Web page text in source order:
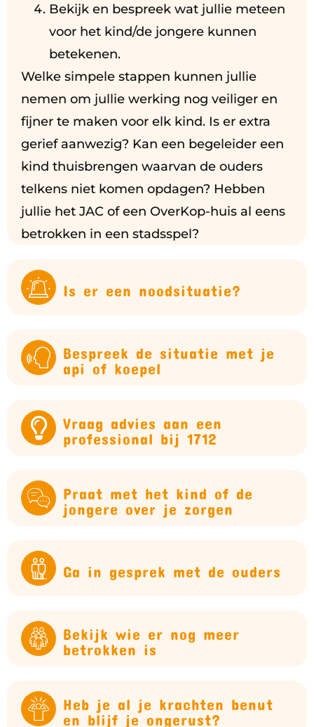
Bekijk en bespreek wat jullie meteen
voor het kind/de jongere kunnen
betekenen.
Welke simpele stappen kunnen jullie
nemen om jullie werking nog veiliger en
fijner te maken voor elk kind. Is er extra
gerief aanwezig? Kan een begeleider een
kind thuisbrengen waarvan de ouders
telkens niet komen opdagen? Hebben
jullie het JAC of een OverKop-huis al eens
betrokken in een stadsspel?
Is er een noodsituatie?
Bespreek de situatie met je
api of koepel
Vraag advies aan een
professional bij 1712
Praat met het kind of de
jongere over je zorgen
Ga in gesprek met de ouders
Bekijk wie er nog meer
betrokken is
Heb je al je krachten benut
en blijf je ongerust?